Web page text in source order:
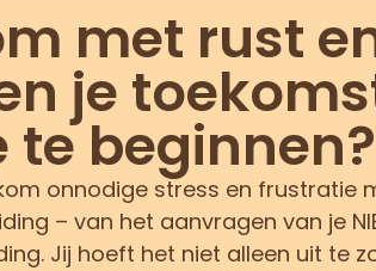
met rust
je
te beginnen?
onnodige stress en frustratie
– van het aanvragen van je
Jij hoeft het niet alleen uit te